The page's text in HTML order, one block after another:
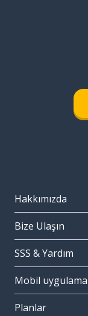
Hakkımızda
Bize Ulaşın
SSS & Yardım
Mobil uygulama
Planlar